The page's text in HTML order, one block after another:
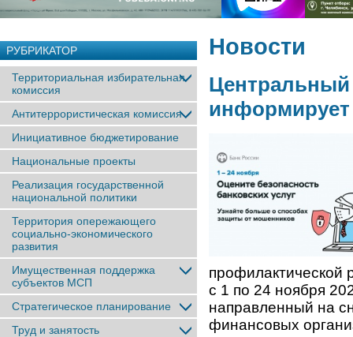
РУБРИКАТОР
Территориальная избирательная
комиссия
Антитеррористическая комиссия
Инициативное бюджетирование
Национальные проекты
Реализация государственной
национальной политики
Территория опережающего
социально-экономического
развития
Имущественная поддержка
субъектов МСП
Стратегическое планирование
Труд и занятость
Новости
Центральный
информирует
профилактической
с 1 по 24 ноября
направленный на
финансовых